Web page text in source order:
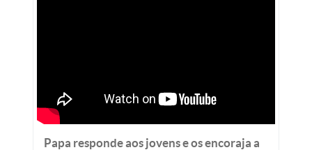
Papa responde aos jovens e os encoraja a